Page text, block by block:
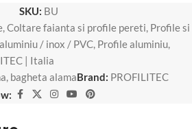
SKU: BU
,Coltare faianta si profile pereti, Profile si
/ inox / PVC, Profile aluminiu,
| Italia
, bagheta alamaBrand: PROFILITEC